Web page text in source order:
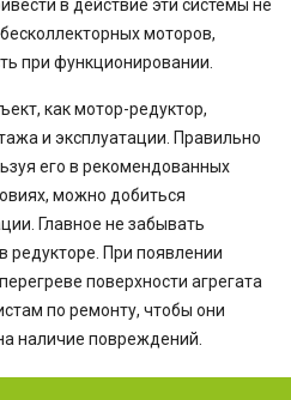
в действие эти системы не
моторов,
при функционировании.
как мотор-редуктор,
и эксплуатации. Правильно
его в рекомендованных
можно добиться
Главное не забывать
редукторе. При появлении
поверхности агрегата
по ремонту, чтобы они
наличие повреждений.